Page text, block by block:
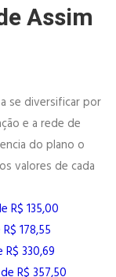
Assim
se diversificar por
e a rede de
do plano o
valores de cada
R$ 135,00
178,55
330,69
R$ 357,50